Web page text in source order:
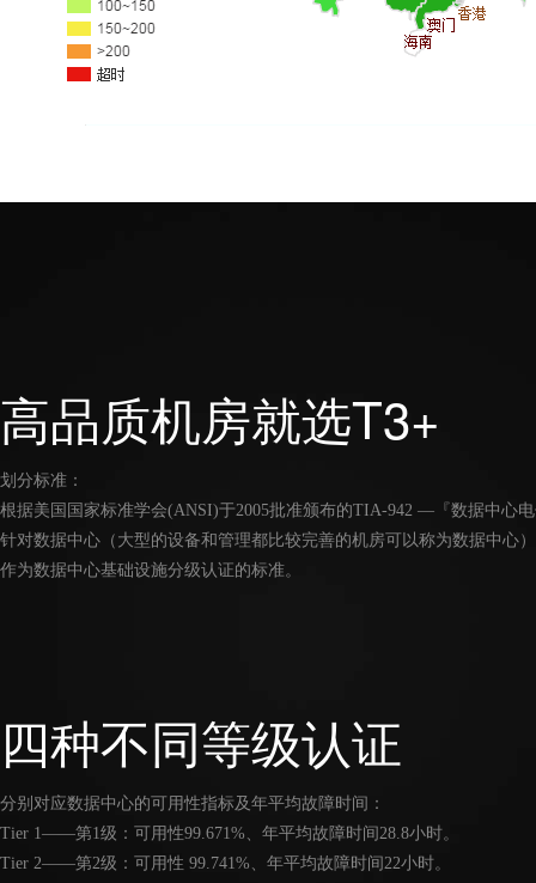
高品质机房就选T3+
划分标准：
根据美国国家标准学会(ANSI)于2005批准颁布的TIA-942 —『数据中心
针对数据中心（大型的设备和管理都比较完善的机房可以称为数据中心
作为数据中心基础设施分级认证的标准。
四种不同等级认证
分别对应数据中心的可用性指标及年平均故障时间：
Tier 1——第1级：可用性99.671%、年平均故障时间28.8小时。
Tier 2——第2级：可用性 99.741%、年平均故障时间22小时。